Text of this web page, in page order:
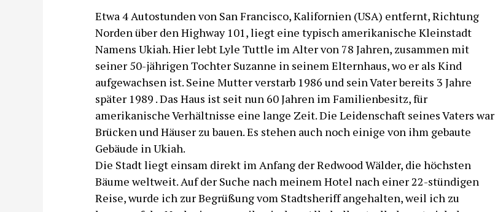
Etwa 4 Autostunden von San Francisco, Kalifornien (USA) entfernt, Richtung
Norden über den Highway 101, liegt eine typisch amerikanische Kleinstadt
Namens Ukiah. Hier lebt Lyle Tuttle im Alter von 78 Jahren, zusammen mit
seiner 50-jährigen Tochter Suzanne in seinem Elternhaus, wo er als Kind
aufgewachsen ist. Seine Mutter verstarb 1986 und sein Vater bereits 3 Jahre
später 1989 . Das Haus ist seit nun 60 Jahren im Familienbesitz, für
amerikanische Verhältnisse eine lange Zeit. Die Leidenschaft seines Vaters war
Brücken und Häuser zu bauen. Es stehen auch noch einige von ihm gebaute
Gebäude in Ukiah.
Die Stadt liegt einsam direkt im Anfang der Redwood Wälder, die höchsten
Bäume weltweit. Auf der Suche nach meinem Hotel nach einer 22-stündigen
Reise, wurde ich zur Begrüßung vom Stadtsheriff angehalten, weil ich zu